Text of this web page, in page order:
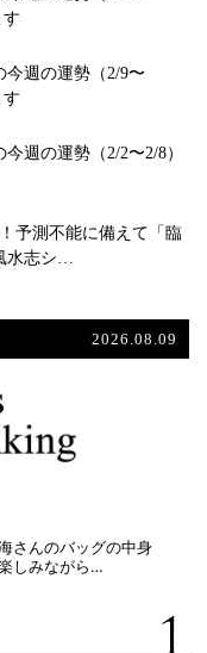
週の運勢（2/9〜
週の運勢（2/2〜2/8）
予測不能に備えて「臨
水志シ…
2026.08.09
さんのバッグの中身
しみながら…